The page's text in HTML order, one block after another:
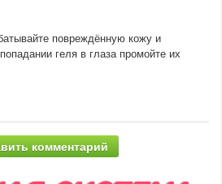
повреждённую кожу и
геля в глаза промойте их
комментарий